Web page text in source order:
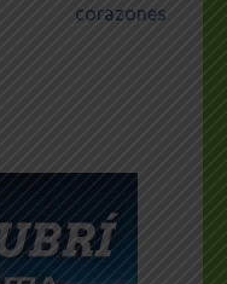
corazones